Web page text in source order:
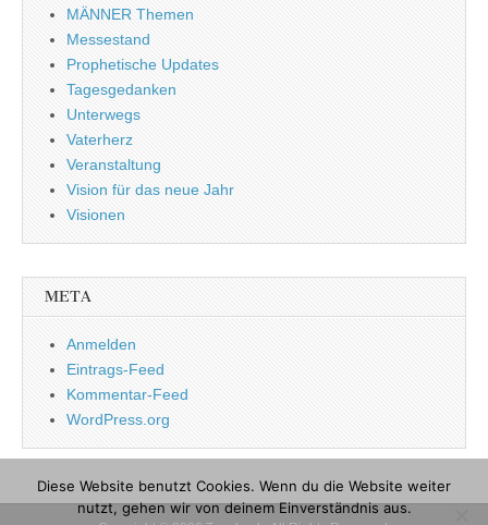
MÄNNER Themen
Messestand
Prophetische Updates
Tagesgedanken
Unterwegs
Vaterherz
Veranstaltung
Vision für das neue Jahr
Visionen
META
Anmelden
Eintrags-Feed
Kommentar-Feed
WordPress.org
Diese Website benutzt Cookies. Wenn du die Website weiter
nutzt, gehen wir von deinem Einverständnis aus.